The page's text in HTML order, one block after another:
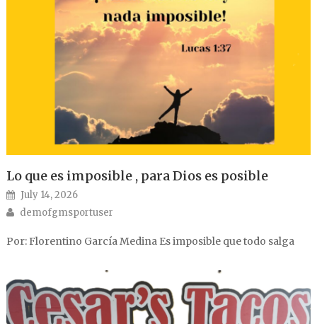
Lo que es imposible , para Dios es posible
Posted on
July 14, 2026
Author
demofgmsportuser
Por: Florentino García Medina Es imposible que todo salga